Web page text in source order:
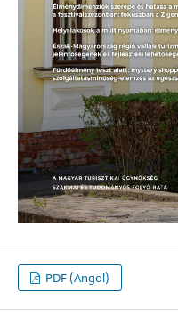
PDF (Angol)